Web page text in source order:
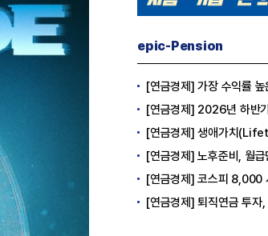
epic-Pension
[연금경제] 가장 수익률 높은
[연금경제] 2026년 하반기 ETF 투자전략: 급성장의 상
[연금경제] 생애가치(Lifetime Value)로 재설계하는
[연금경제] 노후준비, 월
[연금경제] 코스피 8,000 시대, 퇴직연금 투
[연금경제] 퇴직연금 투자, 지금